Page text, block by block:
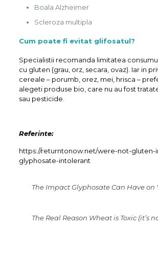
Boala Alzheimer
Scleroza multipla
Cum poate fi evitat glifosatul?
Specialistii recomanda limitatea
cu gluten (grau, orz, secara, ovaz). Iar in
cereale – porumb, orez, mei, hrisca –
alegeti produse bio, care nu au fost
sau pesticide.
Referinte:
https://returntonow.net/were-not-
glyphosate-intolerant
The Impact Glyphosate Can Have on
The Real Reason Wheat is Toxic (it’s